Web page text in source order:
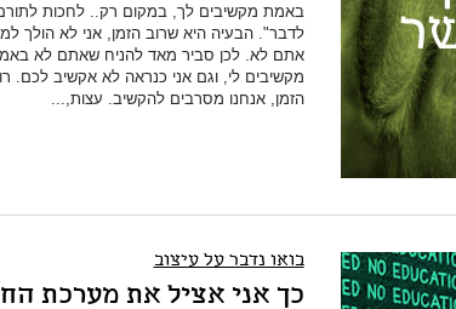
באמת מקשיבים לך, במקום רק.. לחכות
לדבר". הבעיה היא שרוב הזמן, אני לא הולך
אתם לא. לכן סביר מאד להניח שאתם לא
מקשיבים לי, וגם אני כנראה לא אקשיב לכם.
הזמן, אנחנו מסרבים להקשיב. עצות,...
בואו נדבר על עיצוב
כך אני אציל את מערכת